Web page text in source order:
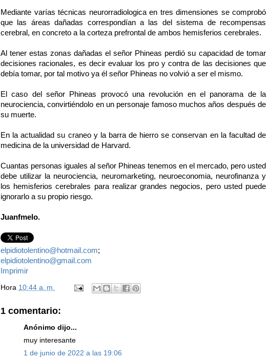
Mediante varías técnicas neurorradiologica en tres dimensiones se comprobó
que las áreas dañadas correspondían a las del sistema de recompensas
cerebral, en concreto a la corteza prefrontal de ambos hemisferios cerebrales.
Al tener estas zonas dañadas el señor Phineas perdió su capacidad de tomar
decisiones racionales, es decir evaluar los pro y contra de las decisiones que
debía tomar, por tal motivo ya él señor Phineas no volvió a ser el mismo.
El caso del señor Phineas provocó una revolución en el panorama de la
neurociencia, convirtiéndolo en un personaje famoso muchos años después de
su muerte.
En la actualidad su craneo y la barra de hierro se conservan en la facultad de
medicina de la universidad de Harvard.
Cuantas personas iguales al señor Phineas tenemos en el mercado, pero usted
debe utilizar la neurociencia, neuromarketing, neuroeconomia, neurofinanza y
los hemisferios cerebrales para realizar grandes negocios, pero usted puede
ignorarlo a su propio riesgo.
Juanfmelo.
elpidiotolentino@hotmail.com;
elpidiotolentino@gmail.com
Imprimir
Hora 10:44 a. m.
1 comentario:
Anónimo dijo...
muy interesante
1 de junio de 2022 a las 19:06